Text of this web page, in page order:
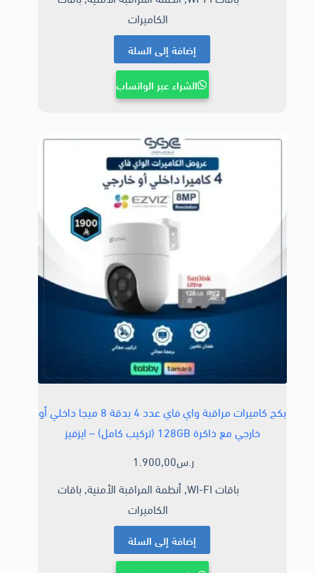
الكاميرات
إضافة إلى السلة
الشراء عبر الواتساب
بكج كاميرات مراقبة واي فاي عدد 4 بدقة 8 ميجا داخلي أو
خارجي مع ذاكرة 128GB (تركيب كامل) – ايزفيز
1.900,00ر.س
باقات WI-FI
,أنظمة المراقبة الأمنية, باقات
الكاميرات
إضافة إلى السلة